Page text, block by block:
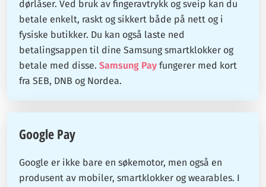
dørlåser. Ved bruk av fingeravtrykk og sveip kan du
betale enkelt, raskt og sikkert både på nett og i
fysiske butikker. Du kan også laste ned
betalingsappen til dine Samsung smartklokker og
betale med disse. Samsung Pay fungerer med kort
fra SEB, DNB og Nordea.
Google Pay
Google er ikke bare en søkemotor, men også en
produsent av mobiler, smartklokker og wearables. I